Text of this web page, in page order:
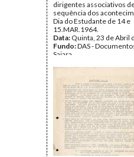
dirigentes associativos
sequência dos
Dia do Estudante de 14 e
15.MAR.1964.
Data: Quinta, 23 de Abril
Fundo:DAS -
Sajara